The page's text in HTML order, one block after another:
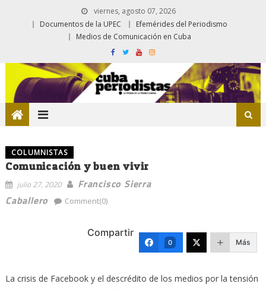
viernes, agosto 07, 2026
Documentos de la UPEC
Efemérides del Periodismo
Medios de Comunicación en Cuba
COLUMNISTAS
Comunicación y buen vivir
julio 27, 2020
Francisco Sierra
Caballero
Comment(0)
Compartir
0 Más
La crisis de Facebook y el descrédito de los medios por la tensión